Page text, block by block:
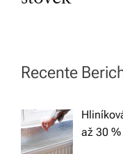
a
v
Recente
až 30